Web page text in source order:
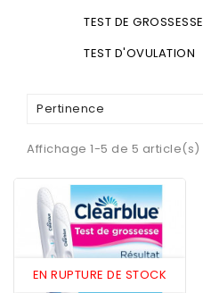
TEST DE GROSSESSE
TEST D'OVULATION
Pertinence
Affichage 1-5 de 5 article(s)
EN RUPTURE DE STOCK